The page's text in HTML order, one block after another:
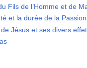
Fils de l’Homme et de
et la durée de la
Jésus et ses divers